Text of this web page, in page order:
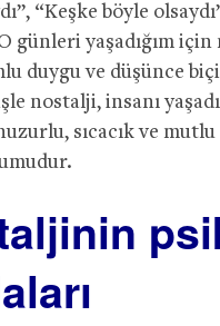
“Keşke böyle
günleri yaşadığım için
duygu ve düşünce
nostalji, insanı
sıcacık ve